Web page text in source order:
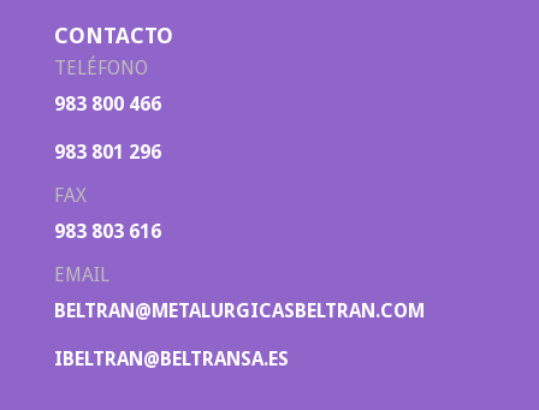
CONTACTO
TELÉFONO
983 800 466
983 801 296
FAX
983 803 616
EMAIL
BELTRAN@METALURGICASBELTRAN.COM
IBELTRAN@BELTRANSA.ES